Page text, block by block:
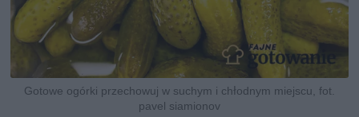
Gotowe ogórki przechowuj w suchym i chłodnym miejscu, fot.
pavel siamionov